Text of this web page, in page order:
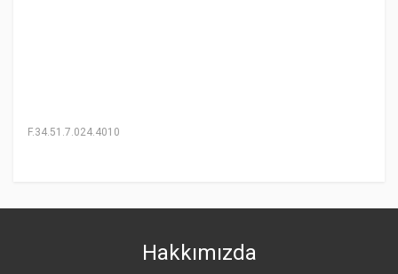
F.34.51.7.024.4010
Hakkımızda